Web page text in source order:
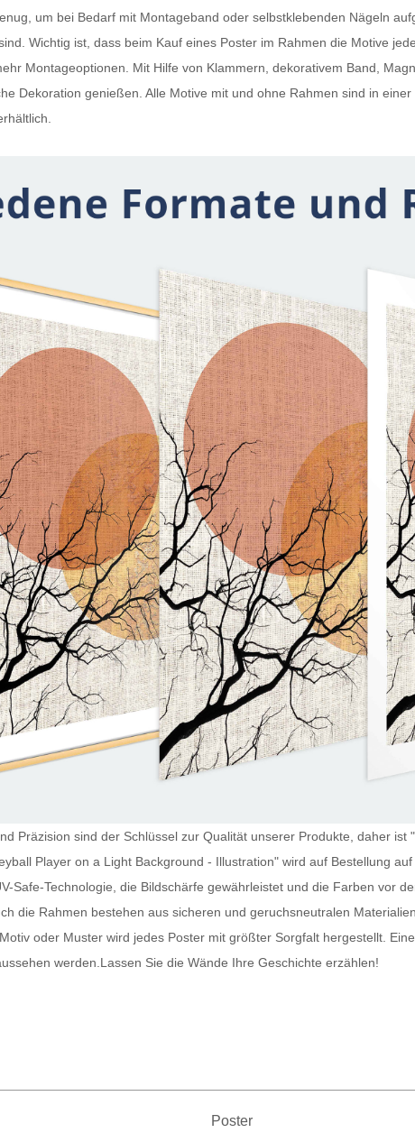
um bei Bedarf mit Montageband oder selbstklebenden Nägeln
Wichtig ist, dass beim Kauf eines Poster im Rahmen die Motive
Montageoptionen. Mit Hilfe von Klammern, dekorativem Band,
Dekoration genießen. Alle Motive mit und ohne Rahmen sind in
Präzision sind der Schlüssel zur Qualität unserer Produkte, daher ist
Player on a Light Background - Illustration" wird auf Bestellung
Safe-Technologie, die Bildschärfe gewährleistet und die Farben vor
die Rahmen bestehen aus sicheren und geruchsneutralen
oder Muster wird jedes Poster mit größter Sorgfalt hergestellt.
werden. Lassen Sie die Wände Ihre Geschichte erzählen!
Poster